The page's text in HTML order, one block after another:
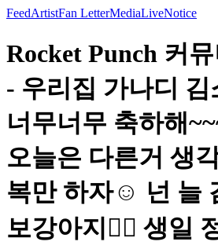
FeedArtistFan LetterMediaLiveNotice
Rocket Punch 커
- 우리집 가나디 김
너무너무 축하해
오늘은 다른거 생
복만 하자☺️ 넌 늘
보강아지❤️‍🔥 생일